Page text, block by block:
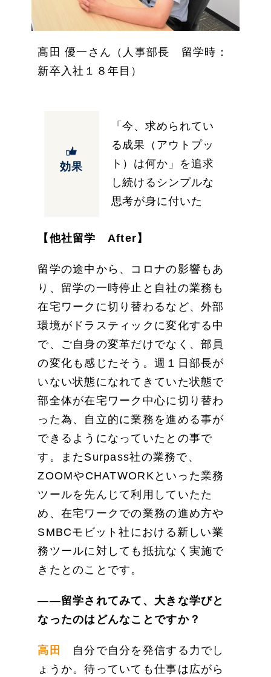
髙田 優一さん（人事部長 留学時：
新卒入社１８年目）
効果
「今、求められてい
る成果（アウトプッ
ト）は何か」を追求
し続けるシンプルな
思考が身に付いた
【他社留学 After】
留学の途中から、コロナの影響もあ
り、留学の一時停止と自社の業務も
在宅ワークに切り替わるなど、外部
環境がドラスティックに変化する中
で、ご自身の変革だけでなく、部員
の変化も感じたそう。週１日部長が
いない状態になれてきていた状態で
部全体が在宅ワーク中心に切り替わ
った為、自立的に業務を進める事が
できるようになっていたとの事で
す。またSurpass社の業務で、
ZOOMやCHATWORKといった業務
ツールを先んじて利用していたた
め、在宅ワークでの業務の進め方や
SMBCモビット社における新しい業
務ツールに対しても抵抗なく実施で
きたとのことです。
――留学されてみて、大きな学びと
なったのはどんなことですか？
高田
自分で自分を発信する力でし
ょうか。待っていても仕事は広がら